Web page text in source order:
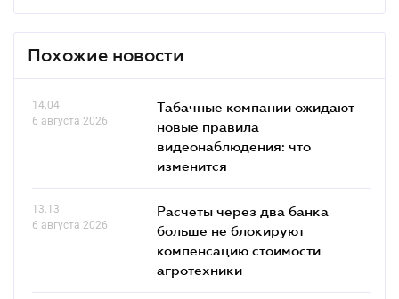
Похожие новости
14.04
6 августа 2026
Табачные компании ожидают
новые правила
видеонаблюдения: что
изменится
13.13
6 августа 2026
Расчеты через два банка
больше не блокируют
компенсацию стоимости
агротехники